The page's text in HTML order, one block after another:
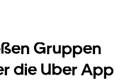
Gruppen
die Uber App